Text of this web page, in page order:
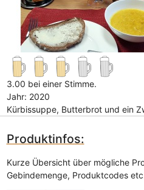
3.00 bei einer Stimme.
Jahr: 2020
Kürbissuppe, Butterbrot und ein
Produktinfos:
Kurze Übersicht über mögliche
Gebindemenge, Produktcodes